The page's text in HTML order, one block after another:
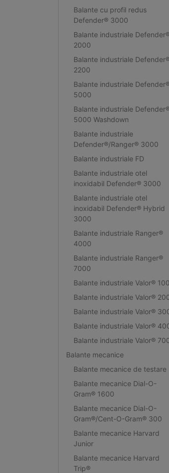
Balante cu profil redus
Defender® 3000
Balante industriale
2000
Balante industriale
2200
Balante industriale
5000
Balante industriale
5000 Washdown
Balante industriale
Defender®/Ranger® 3000
Balante industriale FD
Balante industriale otel
inoxidabil Defender® 3000
Balante industriale otel
inoxidabil Defender® Hybrid
3000
Balante industriale Ranger®
4000
Balante industriale Ranger®
7000
Balante industriale Valor®
Balante industriale Valor®
Balante industriale Valor®
Balante industriale Valor®
Balante industriale Valor®
Balante mecanice
Balante mecanice de testare
Balante mecanice Dial-O-
Gram® 1600
Balante mecanice Dial-O-
Gram®/Cent-O-Gram® 300
Balante mecanice Harvard
Junior
Balante mecanice Harvard
Trip®